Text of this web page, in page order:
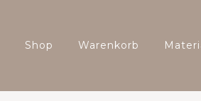
Shop Warenkorb